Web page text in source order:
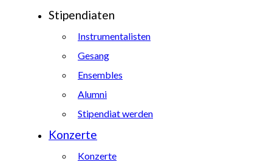
Stipendiaten
Instrumentalisten
Gesang
Ensembles
Alumni
Stipendiat werden
Konzerte
Konzerte